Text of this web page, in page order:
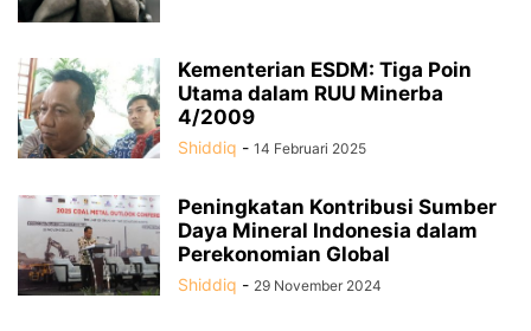
Kementerian ESDM: Tiga Poin
Utama dalam RUU Minerba
4/2009
Shiddiq - 14 Februari 2025
Peningkatan Kontribusi Sumber
Daya Mineral Indonesia dalam
Perekonomian Global
Shiddiq - 29 November 2024